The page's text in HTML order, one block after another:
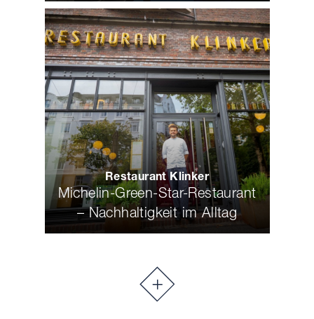
Restaurant Klinker
Michelin-Green-Star-Restaurant
– Nachhaltigkeit im Alltag